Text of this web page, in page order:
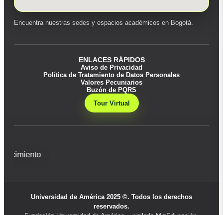
Encuentra nuestras sedes y espacios académicos en Bogotá.
ENLACES RÁPIDOS
Aviso de Privacidad
Política de Tratamiento de Datos Personales
Valores Pecuniarios
Buzón de PQRS
Tour Virtual
Universidad de América 2025 ©. Todos los derechos
reservados.